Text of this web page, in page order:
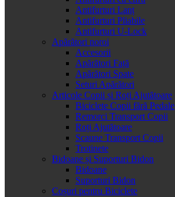
Antifurturi Lanț
Antifurturi Pliabile
Antifurturi U-Lock
Apărători noroi
Accesorii
Apărători Față
Apărători Spate
Seturi Apărători
Articole Copii și Roți Ajutătoare
Biciclete Copii fără Pedale
Remorci Transport Copii
Roți Ajutătoare
Scaune Transport Copii
Trotinete
Bidoane și Suporturi Bidon
Bidoane
Suporturi Bidon
Coșuri pentru Biciclete